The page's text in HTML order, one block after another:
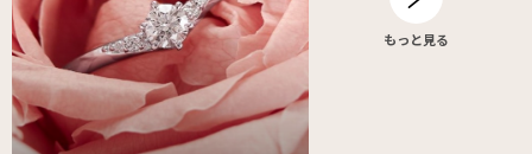
もっと見る